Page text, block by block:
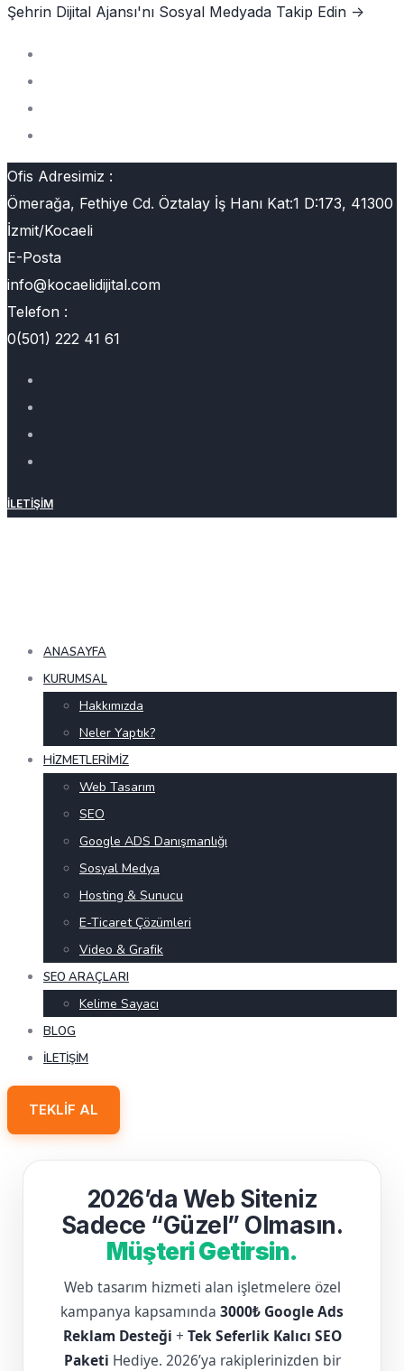
Şehrin Dijital Ajansı'nı Sosyal Medyada Takip Edin ->
Ofis Adresimiz :
Ömerağa, Fethiye Cd. Öztalay İş Hanı Kat:1 D:173, 41300
İzmit/Kocaeli
E-Posta
info@kocaelidijital.com
Telefon :
0(501) 222 41 61
İLETIŞIM
ANASAYFA
KURUMSAL
Hakkımızda
Neler Yaptık?
HIZMETLERIMIZ
Web Tasarım
SEO
Google ADS Danışmanlığı
Sosyal Medya
Hosting & Sunucu
E-Ticaret Çözümleri
Video & Grafik
SEO ARAÇLARI
Kelime Sayacı
BLOG
İLETIŞIM
TEKLIF AL
2026’da Web Siteniz
Sadece “Güzel” Olmasın.
Müşteri Getirsin.
Web tasarım hizmeti alan işletmelere özel
kampanya kapsamında 3000₺ Google Ads
Reklam Desteği + Tek Seferlik Kalıcı SEO
Paketi Hediye. 2026’ya rakiplerinizden bir